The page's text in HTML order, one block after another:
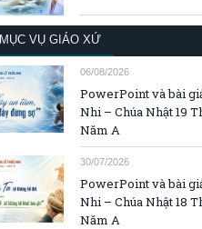
MỤC VỤ GIÁO XỨ
06/08/2026
PowerPoint và bài
Nhi – Chúa Nhật 19
Năm A
30/07/2026
PowerPoint và bài
Nhi – Chúa Nhật 18
Năm A